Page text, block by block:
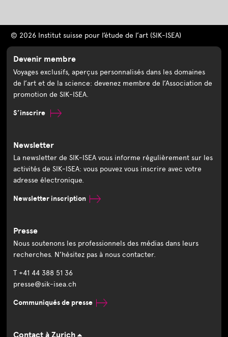
© 2026 Institut suisse pour l’étude de l’art (SIK-ISEA)
Devenir membre
Voyages exclusifs, aperçus personnalisés dans les domaines
de l’art et de la science: devenez membre de l’Association de
promotion de SIK-ISEA.
S’inscrire
Newsletter
La newsletter de SIK-ISEA vous informe régulièrement sur les
activités de SIK-ISEA: vous pouvez vous inscrire avec votre
adresse électronique.
Newsletter inscription
Presse
Nous soutenons les professionnels des médias dans leurs
recherches. N’hésitez pas à nous contacter.
T +41 44 388 51 36
presse@sik-isea.ch
Communiqués de presse
Contact à Zurich